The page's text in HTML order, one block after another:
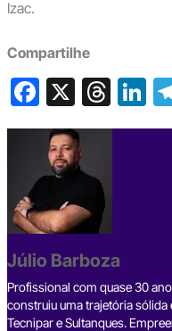
Izac.
Compartilhe
F
a
c
e
b
o
o
k
X T
hr
s
Li
n
Júlio Barboza
Profissional com quase 30
construiu uma trajetória
Tecnipar e Sultanques.